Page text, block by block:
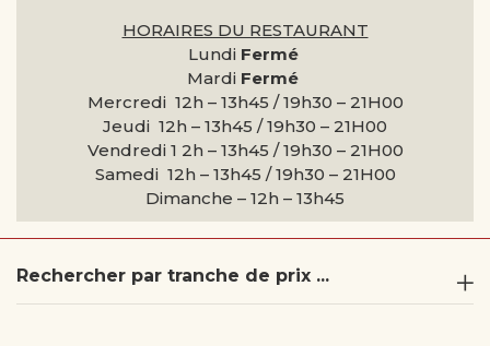
HORAIRES DU RESTAURANT
Lundi Fermé
Mardi Fermé
Mercredi 12h – 13h45 / 19h30 – 21H00
Jeudi 12h – 13h45 / 19h30 – 21H00
Vendredi 1 2h – 13h45 / 19h30 – 21H00
Samedi 12h – 13h45 / 19h30 – 21H00
Dimanche – 12h – 13h45
Rechercher par tranche de prix ...